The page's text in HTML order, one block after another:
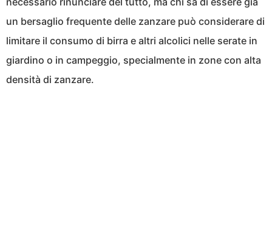
un bersaglio frequente delle zanzare può considerare di
limitare il consumo di birra e altri alcolici nelle serate in
giardino o in campeggio, specialmente in zone con alta
densità di zanzare.